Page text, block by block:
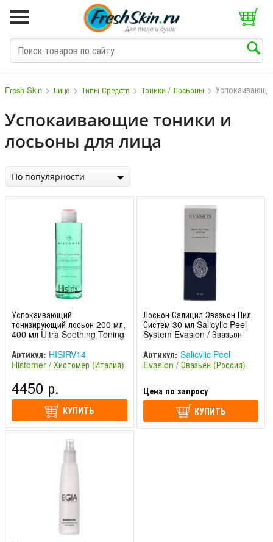
Fresh Skin > Лицо > Типы Средств > Тоники / Лосьоны >
Успокаивающие тоники и
лосьоны для лица
По популярности
Успокаивающий
тонизирующий лосьон 200 мл,
400 мл Ultra Soothing Toning
Lotion Histomer / Хистомер
Артикул: HISIRV14
Histomer / Хистомер (Италия)
4450 р.
КУПИТЬ
Лосьон Салицил Эвазьон Пил
Систем 30 мл Salicylic Peel
System Evasion / Эвазьон
Артикул: Salicylic Peel
Evasion / Эвазьён (Россия)
Цена по запросу
КУПИТЬ
M N O P Q S T